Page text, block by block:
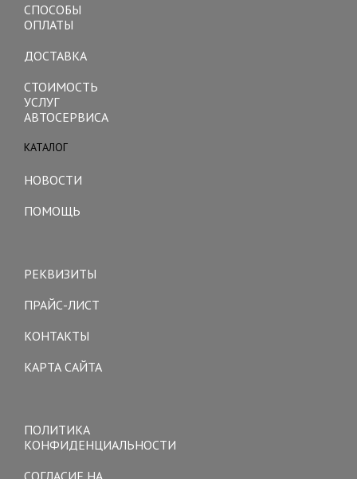
СПОСОБЫ
ОПЛАТЫ
ДОСТАВКА
СТОИМОСТЬ
УСЛУГ
АВТОСЕРВИСА
КАТАЛОГ
НОВОСТИ
ПОМОЩЬ
РЕКВИЗИТЫ
ПРАЙС-ЛИСТ
КОНТАКТЫ
КАРТА САЙТА
ПОЛИТИКА
КОНФИДЕНЦИАЛЬНОСТИ
СОГЛАСИЕ НА